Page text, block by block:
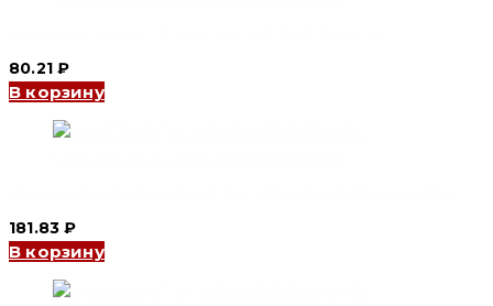
80.21₽
В корзину
181.83₽
В корзину